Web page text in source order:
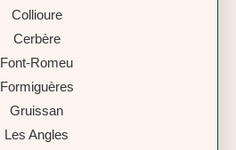
Collioure
Cerbère
Font-Romeu
Formiguères
Gruissan
Les Angles